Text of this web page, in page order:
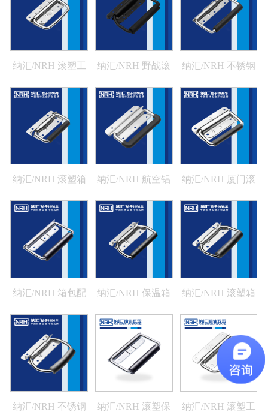
纳汇/NRH 滚塑工
4207-101-1
纳汇/NRH 野战滚
纳汇/NRH 不锈钢
纳汇/NRH 滚塑箱
纳汇/NRH 航空铝
纳汇/NRH 厦门滚
纳汇/NRH 箱包配
纳汇/NRH 保温箱
1
纳汇/NRH 滚塑箱
生产厂家 4259-108-
2
纳汇/NRH 不锈钢
纳汇/NRH 滚塑保
纳汇/NRH 滚塑工